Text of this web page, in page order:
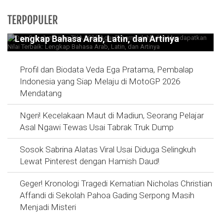
TERPOPULER
Doa Sebelum Ujian TKA 2026 Agar
Dipermudahh dan Mendapatkan Nilai Terbaik:
Lengkap Bahasa Arab, Latin, dan Artinya
Profil dan Biodata Veda Ega Pratama, Pembalap
Indonesia yang Siap Melaju di MotoGP 2026
Mendatang
Ngeri! Kecelakaan Maut di Madiun, Seorang Pelajar
Asal Ngawi Tewas Usai Tabrak Truk Dump
Sosok Sabrina Alatas Viral Usai Diduga Selingkuh
Lewat Pinterest dengan Hamish Daud!
Geger! Kronologi Tragedi Kematian Nicholas Christian
Affandi di Sekolah Pahoa Gading Serpong Masih
Menjadi Misteri